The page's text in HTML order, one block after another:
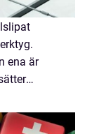
ena är